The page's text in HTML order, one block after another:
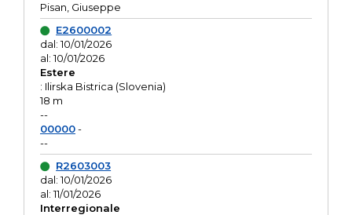
Pisan, Giuseppe
E2600002
dal: 10/01/2026
al: 10/01/2026
Estere
: Ilirska Bistrica (Slovenia)
18 m
--
00000-
--
R2603003
dal: 10/01/2026
al: 11/01/2026
Interregionale